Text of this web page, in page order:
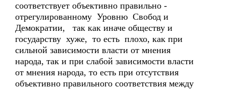
соответствует объективно правильно -
отрегулированному Уровню Свобод и
Демократии, так как иначе обществу и
государству хуже, то есть плохо, как при
сильной зависимости власти от мнения
народа, так и при слабой зависимости власти
от мнения народа, то есть при отсутствия
объективно правильного соответствия между